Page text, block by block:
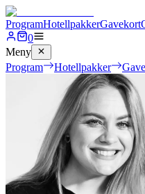
ProgramHotellpakkerGavekort
0
Meny
Program
Hotellpakker